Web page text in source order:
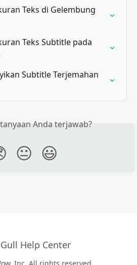
Teks di Gelembung
Teks Subtitle pada
Subtitle Terjemahan
Anda terjawab?
😐 😃
Help Center